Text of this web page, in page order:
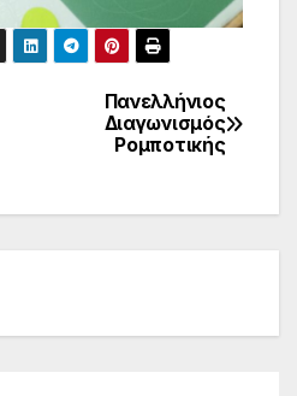
Πανελλήνιος
Διαγωνισμός
Ρομποτικής